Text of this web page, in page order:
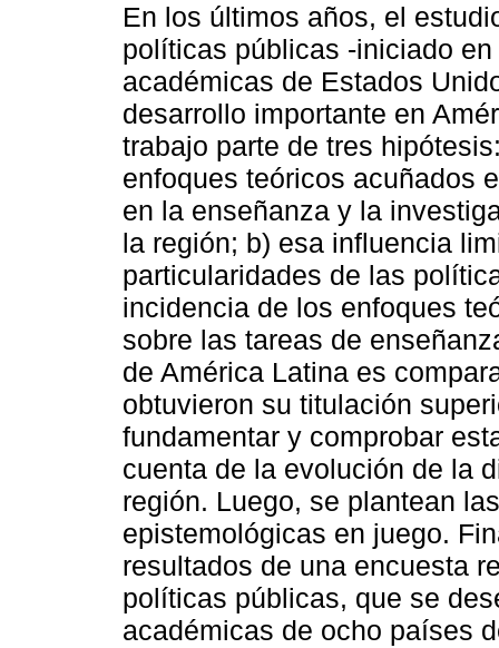
En los últimos años, el
políticas públicas -iniciado
académicas de Estados
desarrollo importante en
trabajo parte de tres
enfoques teóricos acuñados
en la enseñanza y la
la región; b) esa influencia
particularidades de las
incidencia de los enfoques
sobre las tareas de
de América Latina es
obtuvieron su titulación
fundamentar y comprobar
cuenta de la evolución de la
región. Luego, se plantean
epistemológicas en juego.
resultados de una encuesta
políticas públicas, que se
académicas de ocho países